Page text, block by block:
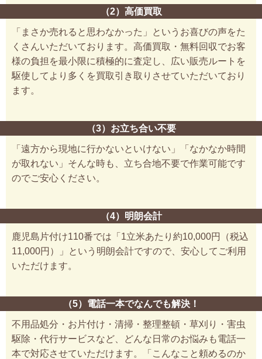
（2）高価買取
「まさか売れると思わなかった」というお喜びの声をた
くさんいただいております。高価買取・無料回収でお客
様の負担を最小限に積極的に査定し、広い販売ルートを
駆使してより多くを買取引き取りさせていただいており
ます。
（3）お立ち合い不要
「遠方から現地に行かないといけない」「なかなか時間
が取れない」そんな時も、立ち合地不要で作業可能です
のでご安心ください。
（4）明朗会計
鹿児島片付け110番では「1立米あたり約10,000円（税込
11,000円）」という明朗会計ですので、安心してご利用
いただけます。
（5）電話一本でなんでも解決！
不用品処分・お片付け・清掃・整理整頓・草刈り・害虫
駆除・代行サービスなど、どんな日常のお悩みも電話一
本で対応させていただけます。「こんなこと頼めるのか